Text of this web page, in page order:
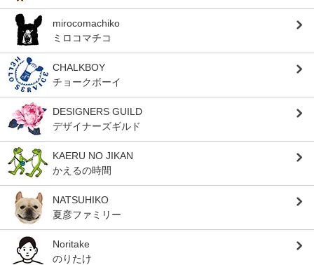
mirocomachiko
ミロコマチコ
CHALKBOY
チョークボーイ
DESIGNERS GUILD
デザイナーズギルド
KAERU NO JIKAN
かえるの時間
NATSUHIKO
夏彦ファミリー
Noritake
のりたけ